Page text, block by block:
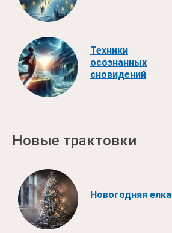
Техники
осознанных
сновидений
Новые трактовки
Новогодняя елка